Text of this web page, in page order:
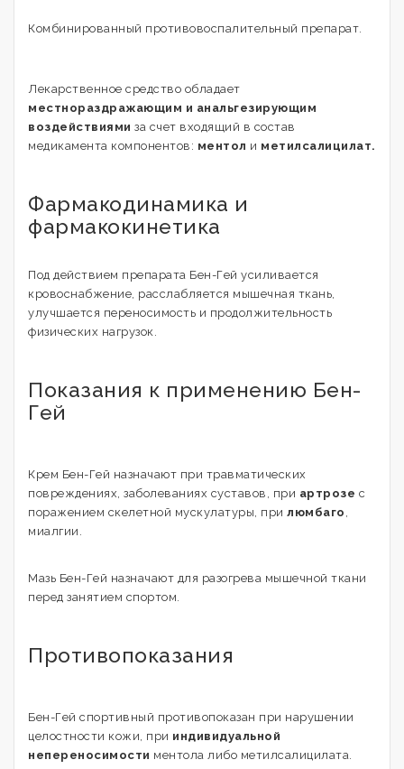
Комбинированный противовоспалительный препарат.
Лекарственное средство обладает
местнораздражающим и анальгезирующим
воздействиями за счет входящий в состав
медикамента компонентов: ментол и метилсалицилат.
Фармакодинамика и
фармакокинетика
Под действием препарата Бен-Гей усиливается
кровоснабжение, расслабляется мышечная ткань,
улучшается переносимость и продолжительность
физических нагрузок.
Показания к применению Бен-
Гей
Крем Бен-Гей назначают при травматических
повреждениях, заболеваниях суставов, при артрозе с
поражением скелетной мускулатуры, при люмбаго
миалгии.
Мазь Бен-Гей назначают для разогрева мышечной ткани
перед занятием спортом.
Противопоказания
Бен-Гей спортивный противопоказан при нарушении
целостности кожи, при индивидуальной
непереносимости ментола либо метилсалицилата.